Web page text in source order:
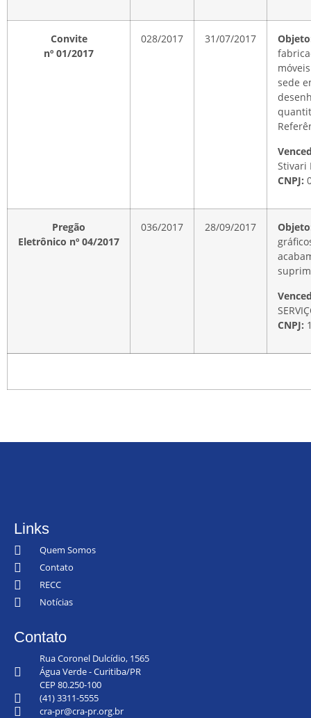
Convite
nº 01/2017
028/2017 31/07/2017
sede
Stivari
CNPJ:
Pregão
Eletrônico nº 04/2017
036/2017 28/09/2017
CNPJ:
Links
Quem Somos
Contato
RECC
Notícias
Contato
Rua Coronel Dulcídio, 1565
Água Verde - Curitiba/PR
CEP 80.250-100
(41) 3311-5555
cra-pr@cra-pr.org.br